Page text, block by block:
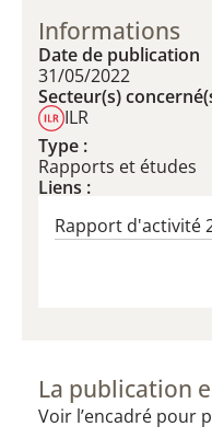
Informations
Date de publication
31/05/2022
Secteur(s)
ILR
Type :
Rapports et études
Liens :
Rapport d'activité
La publication
Voir l’encadré pour